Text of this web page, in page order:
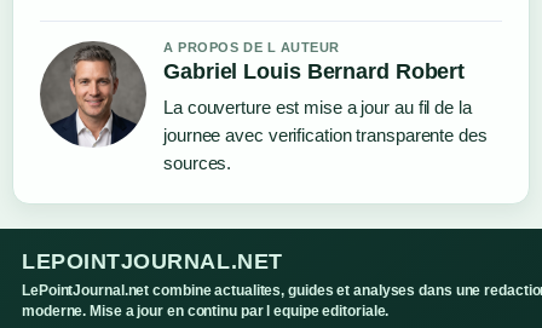
A PROPOS DE L AUTEUR
Gabriel Louis Bernard Robert
La couverture est mise a jour au fil de la
journee avec verification transparente des
sources.
LEPOINTJOURNAL.NET
LePointJournal.net combine actualites, guides et analyses dans une
moderne. Mise a jour en continu par l equipe editoriale.